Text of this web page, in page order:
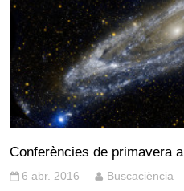
Conferències de primavera
6 abr. 2016 Buscaciència